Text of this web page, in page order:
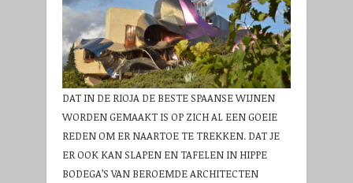
DAT IN DE RIOJA DE BESTE SPAANSE WIJNEN
WORDEN GEMAAKT IS OP ZICH AL EEN GOEIE
REDEN OM ER NAARTOE TE TREKKEN. DAT JE
ER OOK KAN SLAPEN EN TAFELEN IN HIPPE
BODEGA’S VAN BEROEMDE ARCHITECTEN